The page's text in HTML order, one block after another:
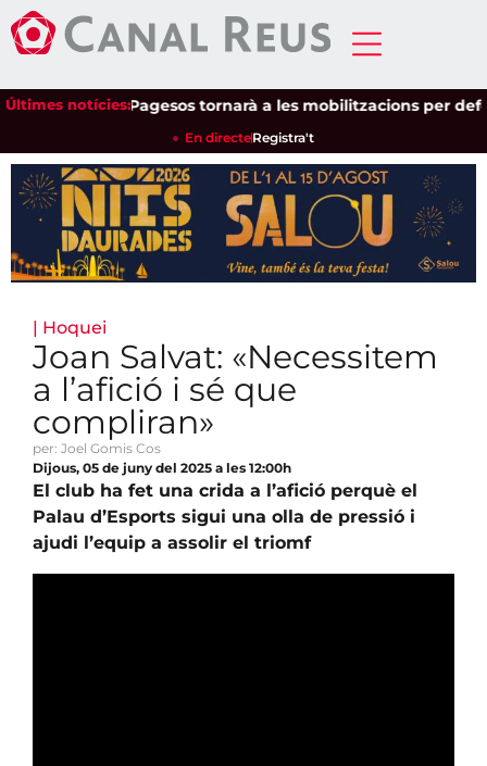
Últimes notícies:
Unió de Pagesos tornarà a les mobilitzacions per
En directeRegistra't
| Hoquei
Joan Salvat: «Necessitem
a l’afició i sé que
compliran»
per: Joel Gomis Cos
Dijous, 05 de juny del 2025 a les 12:00h
El club ha fet una crida a l’afició perquè el
Palau d’Esports sigui una olla de pressió i
ajudi l’equip a assolir el triomf